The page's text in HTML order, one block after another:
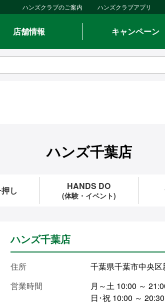
ハンズクラブのご案内 ハンズクラブアプリ
店舗情報 キャンペーン
ハンズ千葉店
し HANDS DO
(体験・イベント)
ハンズ千葉店
住所
千葉県千葉市中央
営業時間
月～土 10:00 ～
日･祝 10:00 ～ 20:30